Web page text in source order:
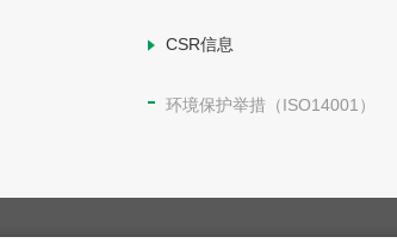
CSR信息
环境保护举措（ISO14001）